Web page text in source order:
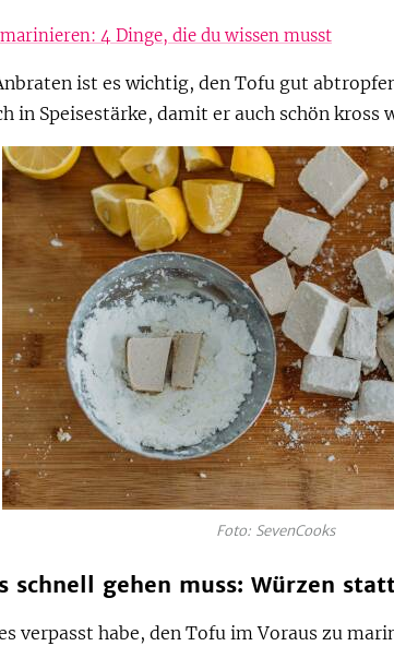
4 Dinge, die du wissen musst
ist es wichtig, den Tofu gut
in Speisestärke, damit er auch schön kross
Foto: SevenCooks
schnell gehen muss: Würzen
verpasst habe, den Tofu im Voraus zu